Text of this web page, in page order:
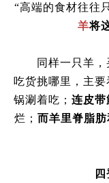
“高端的食材往往
羊将
同样一只羊，
吃货挑哪里，主要
锅涮着吃； 连皮带
烂； 而羊里脊脂
四